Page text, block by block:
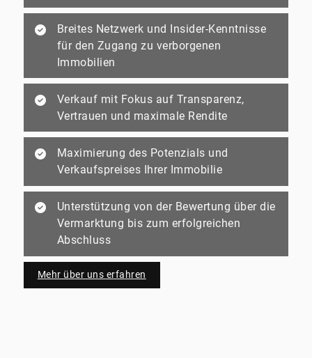
Breites Netzwerk und Insider-Kenntnisse
für den Zugang zu verborgenen
Immobilien
Verkauf mit Fokus auf Transparenz,
Vertrauen und maximale Rendite
Maximierung des Potenzials und
Verkaufspreises Ihrer Immobilie
Unterstützung von der Bewertung über die
Vermarktung bis zum erfolgreichen
Abschluss
Mehr über uns erfahren